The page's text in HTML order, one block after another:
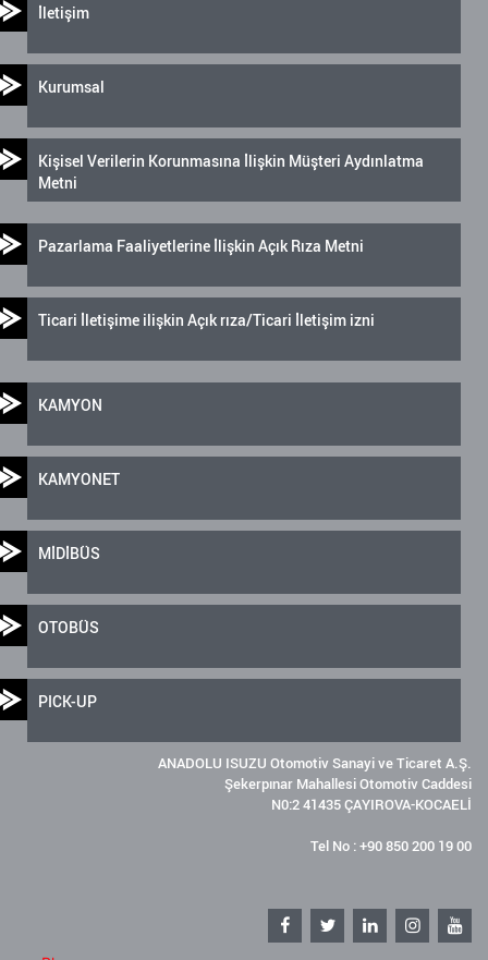
İletişim
Kurumsal
Kişisel Verilerin Korunmasına İlişkin Müşteri Aydınlatma
Metni
Pazarlama Faaliyetlerine İlişkin Açık Rıza Metni
Ticari İletişime ilişkin Açık rıza/Ticari İletişim izni
KAMYON
KAMYONET
MİDİBÜS
OTOBÜS
PICK-UP
ANADOLU ISUZU Otomotiv Sanayi ve Ticaret A.Ş.
Şekerpınar Mahallesi Otomotiv Caddesi
N0:2 41435 ÇAYIROVA-KOCAELİ
Tel No : +90 850 200 19 00